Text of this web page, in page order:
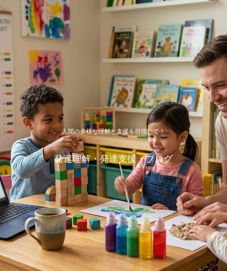
人間の多様な理解と支援を目指して！
発達理解・発達支援・ブログ